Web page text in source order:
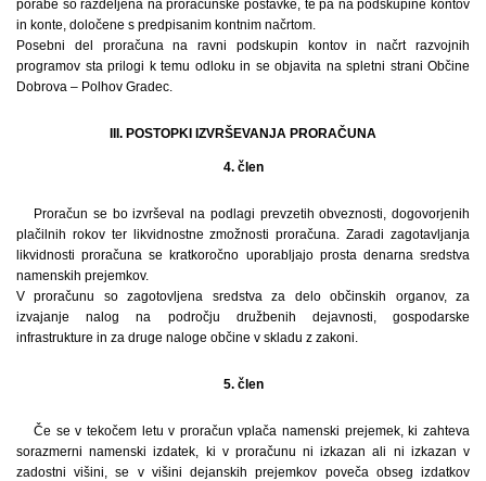
porabe so razdeljena na proračunske postavke, te pa na podskupine kontov
in konte, določene s predpisanim kontnim načrtom.
Posebni del proračuna na ravni podskupin kontov in načrt razvojnih
programov sta prilogi k temu odloku in se objavita na spletni strani Občine
Dobrova – Polhov Gradec.
III. POSTOPKI IZVRŠEVANJA PRORAČUNA
4. člen
Proračun se bo izvrševal na podlagi prevzetih obveznosti, dogovorjenih
plačilnih rokov ter likvidnostne zmožnosti proračuna. Zaradi zagotavljanja
likvidnosti proračuna se kratkoročno uporabljajo prosta denarna sredstva
namenskih prejemkov.
V proračunu so zagotovljena sredstva za delo občinskih organov, za
izvajanje nalog na področju družbenih dejavnosti, gospodarske
infrastrukture in za druge naloge občine v skladu z zakoni.
5. člen
Če se v tekočem letu v proračun vplača namenski prejemek, ki zahteva
sorazmerni namenski izdatek, ki v proračunu ni izkazan ali ni izkazan v
zadostni višini, se v višini dejanskih prejemkov poveča obseg izdatkov